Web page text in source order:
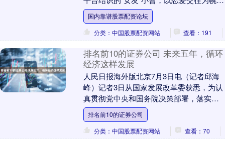
子，在一个多月内先后6次诱导他从贵州八
至酒业购买....
国内靠谱股票配资论坛
分类：中国股票配资网站
查看：191
排名前10的证券公司 未来五年，循环
经济这样发展
人民日报海外版北京7月3日电（记者邱海
峰）记者3日从国家发展改革委获悉，为认
真贯彻党中央和国务院决策部署，落实生
态环境法典和循环经济促进法要求，根
据“十五五”规....
排名前10的证券公司
分类：中国股票配资网站
查看：70